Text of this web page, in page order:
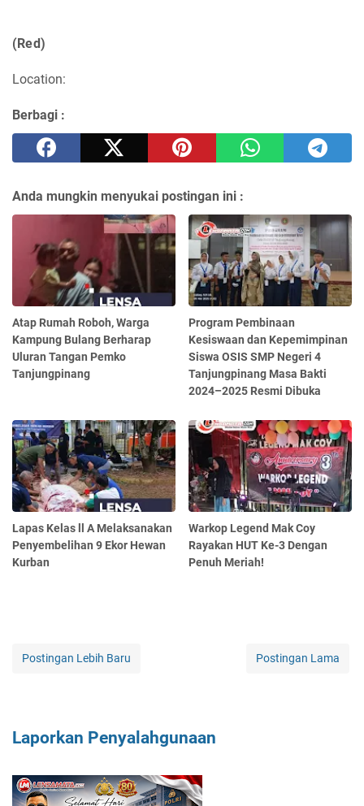
(Red)
Location:
Berbagi :
Anda mungkin menyukai postingan ini :
Atap Rumah Roboh, Warga
Kampung Bulang Berharap
Uluran Tangan Pemko
Tanjungpinang
Program Pembinaan
Kesiswaan dan Kepemimpinan
Siswa OSIS SMP Negeri 4
Tanjungpinang Masa Bakti
2024–2025 Resmi Dibuka
Lapas Kelas ll A Melaksanakan
Penyembelihan 9 Ekor Hewan
Kurban
Warkop Legend Mak Coy
Rayakan HUT Ke-3 Dengan
Penuh Meriah!
Postingan Lebih Baru Postingan Lama
Laporkan Penyalahgunaan